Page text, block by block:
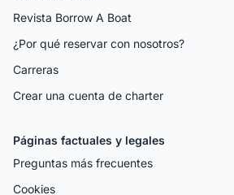
Revista Borrow A Boat
¿Por qué reservar con nosotros?
Carreras
Crear una cuenta de charter
Páginas factuales y legales
Preguntas más frecuentes
Cookies